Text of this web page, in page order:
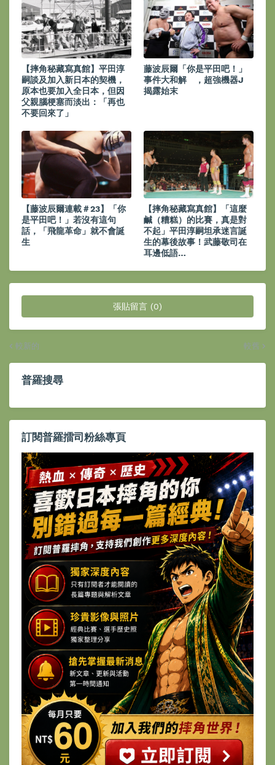
【摔角秘藏寫真館】平田淳
嗣談及加入新日本的契機，
原本也要加入全日本，但因
父親腦梗塞而淡出：「再也
不要回來了」
藤波辰爾「你是平田吧！」
事件大和解 ，超強機器J
揭露始末
【藤波辰爾連載＃23】「你
是平田吧！」若沒有這句
話，「飛龍革命」就不會誕
生
【摔角秘藏寫真館】「這麼
鹹（糟糕）的比賽，真是對
不起」平田淳嗣坦承迷言誕
生的幕後故事！武藤敬司在
耳邊低語…
張貼留言 (0)
較新的 較舊
普羅搜尋
訂閱普羅擂司粉絲專頁